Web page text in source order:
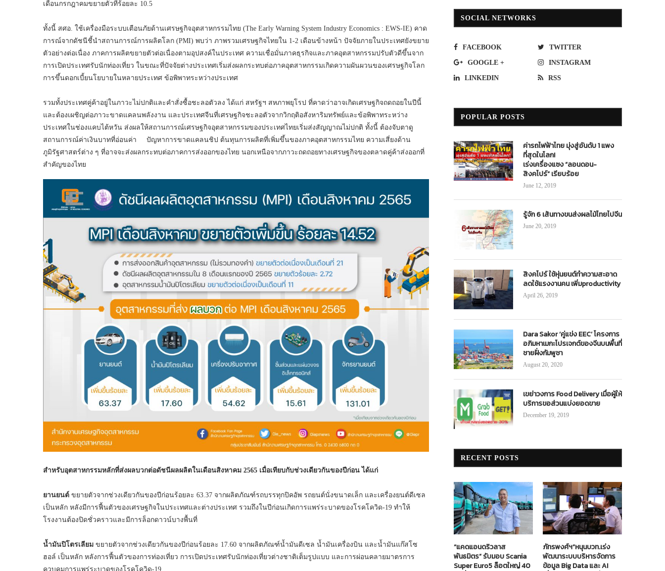
เดือนกรกฎาคมขยายตัวที่ร้อยละ 10.5
ทั้งนี้ สศอ. ใช้เครื่องมือระบบเตือนภัยด้านเศรษฐกิจอุตสาหกรรมไทย (The Early Warning System Industry Economics : EWS-IE) คาด
การณ์จากดัชนีชี้นำสถานการณ์การผลิตโลก (PMI) พบว่า ภาพรวมเศรษฐกิจไทยใน 1-2 เดือนข้างหน้า ปัจจัยภายในประเทศยังขยาย
ตัวอย่างต่อเนื่อง ภาคการผลิตขยายตัวต่อเนื่องตามอุปสงค์ในประเทศ ความเชื่อมั่นภาคธุรกิจและภาคอุตสาหกรรมปรับตัวดีขึ้นจาก
การเปิดประเทศรับนักท่องเที่ยว ในขณะที่ปัจจัยต่างประเทศเริ่มส่งผลกระทบต่อภาคอุตสาหกรรมเกิดความผันผวนของเศรษฐกิจโลก
การขึ้นดอกเบี้ยนโยบายในหลายประเทศ ข้อพิพาทระหว่างประเทศ
รวมทั้งประเทศคู่ค้าอยู่ในภาวะไม่ปกติและคำสั่งซื้อชะลอตัวลง ได้แก่ สหรัฐฯ สหภาพยุโรป ที่คาดว่าอาจเกิดเศรษฐกิจถดถอยในปีนี้
และต้องเผชิญต่อภาวะขาดแคลนพลังงาน และประเทศจีนที่เศรษฐกิจชะลอตัวจากวิกฤติอสังหาริมทรัพย์และข้อพิพาทระหว่าง
ประเทศในช่องแคบไต้หวัน ส่งผลให้สถานการณ์เศรษฐกิจอุตสาหกรรมของประเทศไทยเริ่มส่งสัญญาณไม่ปกติ ทั้งนี้ ต้องจับตาดู
สถานการณ์ค่าเงินบาทที่อ่อนค่า ปัญหาการขาดแคลนชิป ต้นทุนการผลิตที่เพิ่มขึ้นของภาคอุตสาหกรรมไทย ความเสี่ยงด้าน
ภูมิรัฐศาสตร์ต่าง ๆ ที่อาจจะส่งผลกระทบต่อภาคการส่งออกของไทย นอกเหนือจากภาวะถดถอยทางเศรษฐกิจของตลาดคู่ค้าส่งออกที่
สำคัญของไทย
สำหรับอุตสาหกรรมหลักที่ส่งผลบวกต่อดัชนีผลผลิตในเดือนสิงหาคม 2565 เมื่อเทียบกับช่วงเดียวกันของปีก่อน ได้แก่
ยานยนต์ ขยายตัวจากช่วงเดียวกันของปีก่อนร้อยละ 63.37 จากผลิตภัณฑ์รถบรรทุกปิคอัพ รถยนต์นั่งขนาดเล็ก และเครื่องยนต์ดีเซล
เป็นหลัก หลังมีการฟื้นตัวของเศรษฐกิจในประเทศและต่างประเทศ รวมถึงในปีก่อนเกิดการแพร่ระบาดของโรคโควิด-19 ทำให้
โรงงานต้องปิดชั่วคราวและมีการล็อกดาวน์บางพื้นที่
น้ำมันปิโตรเลียม ขยายตัวจากช่วงเดียวกันของปีก่อนร้อยละ 17.60 จากผลิตภัณฑ์น้ำมันดีเซล น้ำมันเครื่องบิน และน้ำมันแก๊สโซ
ฮอล์ เป็นหลัก หลังการฟื้นตัวของการท่องเที่ยว การเปิดประเทศรับนักท่องเที่ยวต่างชาติเต็มรูปแบบ และการผ่อนคลายมาตรการ
ควบคุมการแพร่ระบาดของโรคโควิด-19
SOCIAL NETWORKS
FACEBOOK TWITTER
GOOGLE + INSTAGRAM
LINKEDIN RSS
POPULAR POSTS
ค่ารถไฟฟ้าไทย มุ่งสู่อันดับ 1 แพง
ที่สุดในโลก!
เร่งเครื่องแซง “ลอนดอน-
สิงคโปร์” เรียบร้อย
June 12, 2019
รู้จัก 6 เส้นทางขนส่งผลไม้ไทยไปจีน
June 20, 2019
สิงคโปร์ ใช้หุ่นยนต์ทำความสะอาด
ลดใช้แรงงานคน เพิ่มproductivity
April 26, 2019
Dara Sakor ‘คู่แข่ง EEC’ โครงการ
อภิมหาเมกะโปรเจกต์ของจีนบนพื้นที่
ชายฝั่งกัมพูชา
August 20, 2020
เขย่าวงการ Food Delivery เมื่อผู้ให้
บริการขอส่วนแบ่งยอดขาย
December 19, 2019
RECENT POSTS
“แคดแอนดริวลาส
พันธมิตร” รับมอบ Scania
Super Euro5 ล็อตใหญ่ 40
ภัทรพงศ์ฯ”หนุนบวท.เร่ง
พัฒนาระบบบริหารจัดการ
ข้อมูล Big Data และ AI